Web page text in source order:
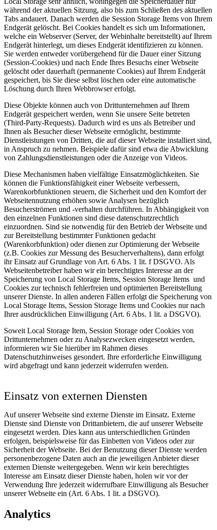
während der aktuellen Sitzung, also bis zum Schließen des aktuellen
Tabs andauert. Danach werden die Session Storage Items von Ihrem
Endgerät gelöscht. Bei Cookies handelt es sich um Informationen,
welche ein Webserver (Server, der Webinhalte bereitstellt) auf Ihrem
Endgerät hinterlegt, um dieses Endgerät identifizieren zu können.
Sie werden entweder vorübergehend für die Dauer einer Sitzung
(Session-Cookies) und nach Ende Ihres Besuchs einer Webseite
gelöscht oder dauerhaft (permanente Cookies) auf Ihrem Endgerät
gespeichert, bis Sie diese selbst löschen oder eine automatische
Löschung durch Ihren Webbrowser erfolgt.
Diese Objekte können auch von Drittunternehmen auf Ihrem
Endgerät gespeichert werden, wenn Sie unsere Seite betreten
(Third-Party-Requests). Dadurch wird es uns als Betreiber und
Ihnen als Besucher dieser Webseite ermöglicht, bestimmte
Dienstleistungen von Dritten, die auf dieser Webseite installiert sind,
in Anspruch zu nehmen. Beispiele dafür sind etwa die Abwicklung
von Zahlungsdienstleistungen oder die Anzeige von Videos.
Diese Mechanismen haben vielfältige Einsatzmöglichkeiten. Sie
können die Funktionsfähigkeit einer Webseite verbessern,
Warenkorbfunktionen steuern, die Sicherheit und den Komfort der
Webseitennutzung erhöhen sowie Analysen bezüglich
Besucherströmen und -verhalten durchführen. In Abhängigkeit von
den einzelnen Funktionen sind diese datenschutzrechtlich
einzuordnen. Sind sie notwendig für den Betrieb der Webseite und
zur Bereitstellung bestimmter Funktionen gedacht
(Warenkorbfunktion) oder dienen zur Optimierung der Webseite
(z.B. Cookies zur Messung des Besucherverhaltens), dann erfolgt
ihr Einsatz auf Grundlage von Art. 6 Abs. 1 lit. f DSGVO. Als
Webseitenbetreiber haben wir ein berechtigtes Interesse an der
Speicherung von Local Storage Items, Session Storage Items und
Cookies zur technisch fehlerfreien und optimierten Bereitstellung
unserer Dienste. In allen anderen Fällen erfolgt die Speicherung von
Local Storage Items, Session Storage Items und Cookies nur nach
Ihrer ausdrücklichen Einwilligung (Art. 6 Abs. 1 lit. a DSGVO).
Soweit Local Storage Item, Session Storage oder Cookies von
Drittunternehmen oder zu Analysezwecken eingesetzt werden,
informieren wir Sie hierüber im Rahmen dieses
Datenschutzhinweises gesondert. Ihre erforderliche Einwilligung
wird abgefragt und kann jederzeit widerrufen werden.
Einsatz von externen Diensten
Auf unserer Webseite sind externe Dienste im Einsatz. Externe
Dienste sind Dienste von Drittanbietern, die auf unserer Webseite
eingesetzt werden. Dies kann aus unterschiedlichen Gründen
erfolgen, beispielsweise für das Einbetten von Videos oder zur
Sicherheit der Webseite. Bei der Benutzung dieser Dienste werden
personenbezogene Daten auch an die jeweiligen Anbieter dieser
externen Dienste weitergegeben. Wenn wir kein berechtigtes
Interesse am Einsatz dieser Dienste haben, holen wir vor der
Verwendung Ihre jederzeit widerrufbare Einwilligung als Besucher
unserer Webseite ein (Art. 6 Abs. 1 lit. a DSGVO).
Analytics